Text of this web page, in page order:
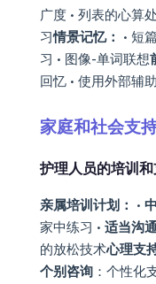
广度 • 列表的心算
习情景记忆： • 短
习 • 图像-单词联想
回忆 • 使用外部辅
家庭和社会支
护理人员的培训
亲属培训计划： •
家中练习 • 适当沟
的放松技术心理支
个别咨询：个性化